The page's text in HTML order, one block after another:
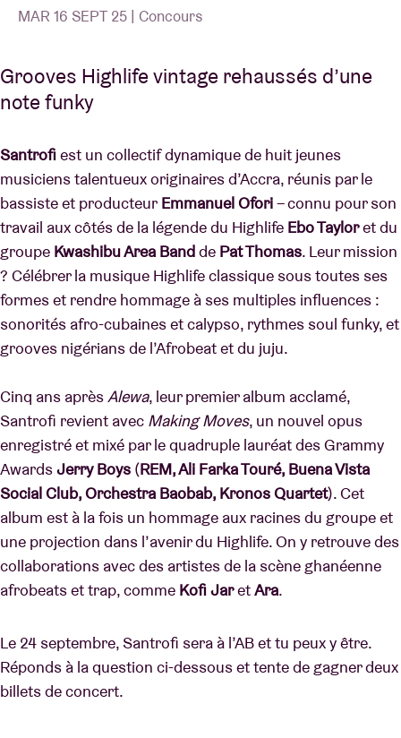
Chèque-concert
À propos de l'AB
Contact
MAR 16 SEPT 25 | Concours
Grooves Highlife vintage rehaussés d’une
note funky
Santrofiest un collectif dynamique de huit jeunes
musiciens talentueux originaires d’Accra, réunis par le
bassiste et producteur Emmanuel Ofori– connu pour son
travail aux côtés de la légende du Highlife Ebo Tayloret du
groupe Kwashibu Area Bandde Pat Thomas. Leur mission
? Célébrer la musique Highlife classique sous toutes ses
formes et rendre hommage à ses multiples influences :
sonorités afro-cubaines et calypso, rythmes soul funky, et
grooves nigérians de l’Afrobeat et du juju.
Cinq ans aprèsAlewa, leur premier album acclamé,
Santrofi revient avec Making Moves, un nouvel opus
enregistré et mixé par le quadruple lauréat des Grammy
AwardsJerry Boys (REM, Ali Farka Touré, Buena Vista
Social Club, Orchestra Baobab, Kronos Quartet). Cet
album est à la fois un hommage aux racines du groupe et
une projection dans l’avenir du Highlife. On y retrouve des
collaborations avec des artistes de la scène ghanéenne
afrobeats et trap, comme Kofi JaretAra.
Le 24 septembre, Santrofi sera à l’AB et tu peux y être.
Réponds à la question ci-dessous et tente de gagner deux
billets de concert.